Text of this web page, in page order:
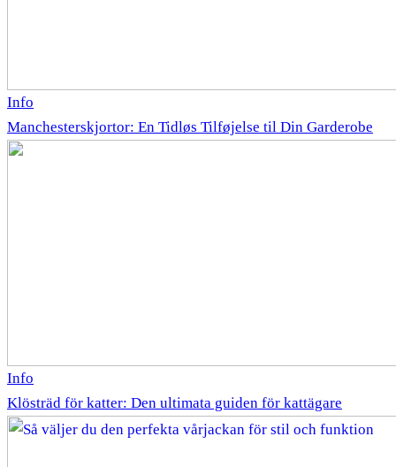
Info
Manchesterskjortor: En Tidløs Tilføjelse til Din Garderobe
Info
Klösträd för katter: Den ultimata guiden för kattägare